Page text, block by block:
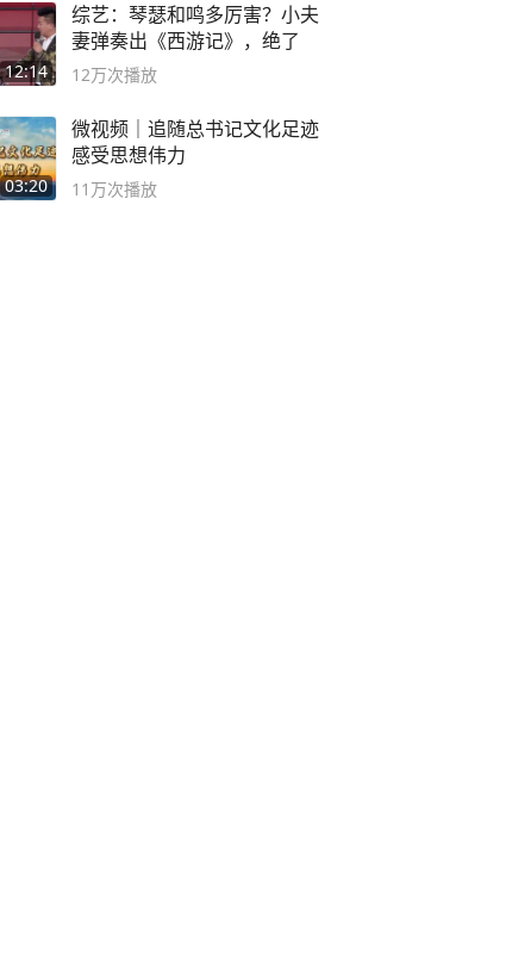
12:14
综艺：琴瑟和鸣多厉害？小夫
妻弹奏出《西游记》，绝了
12万次播放
03:20
微视频｜追随总书记文化足迹
感受思想伟力
11万次播放